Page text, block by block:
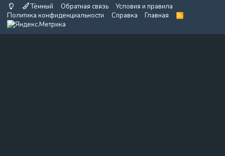
Тёмный Обратная связь
Условия и правила
Политика конфиденциальности
Справка Главная
R
S